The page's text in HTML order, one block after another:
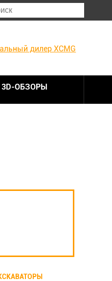
3D-ОБЗОРЫ